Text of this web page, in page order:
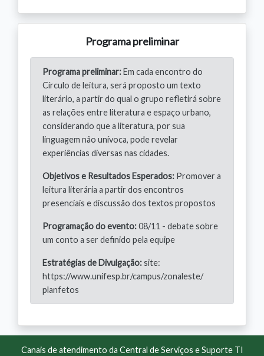
Programa preliminar
Programa preliminar:Em cada encontro do
Círculo de leitura, será proposto um texto
literário, a partir do qual o grupo refletirá sobre
as relações entre literatura e espaço urbano,
considerando que a literatura, por sua
linguagem não unívoca, pode revelar
experiências diversas nas cidades.
Objetivos e Resultados Esperados: Promover a
leitura literária a partir dos encontros
presenciais e discussão dos textos propostos
Programação do evento:08/11 - debate sobre
um conto a ser definido pela equipe
Estratégias de Divulgação:site:
https://www.unifesp.br/campus/zonaleste/
planfetos
Canais de atendimento da Central de Serviços e Suporte TI